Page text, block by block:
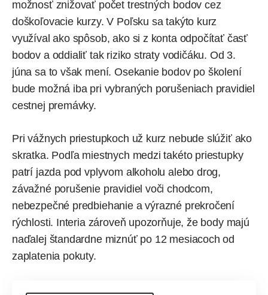
možnosť znižovať počet trestných bodov cez
doškoľovacie kurzy. V Poľsku sa takýto kurz
využíval ako spôsob, ako si z konta odpočítať časť
bodov a oddialiť tak riziko straty vodičáku. Od 3.
júna sa to však mení. Osekanie bodov po školení
bude možná iba pri vybraných porušeniach pravidiel
cestnej premávky.
Pri vážnych priestupkoch už kurz nebude slúžiť ako
skratka. Podľa miestnych medzi takéto priestupky
patrí jazda pod vplyvom alkoholu alebo drog,
závažné porušenie pravidiel voči chodcom,
nebezpečné predbiehanie a výrazné prekročení
rýchlosti. Interia zároveň upozorňuje, že body majú
naďalej štandardne miznúť po 12 mesiacoch od
zaplatenia pokuty.